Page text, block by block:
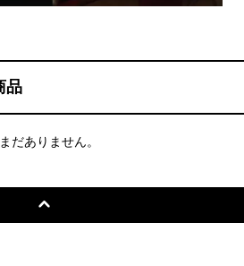
品
だありません。